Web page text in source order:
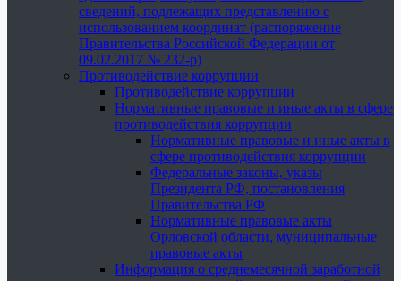
сведений, подлежащих представлению с
использованием координат (распоряжение
Правительства Российской Федерации от
09.02.2017 № 232-р)
Противодействие коррупции
Противодействие коррупции
Нормативные правовые и иные акты в сфере
противодействия коррупции
Нормативные правовые и иные акты в
сфере противодействия коррупции
Федеральные законы, указы
Президента РФ, постановления
Правительства РФ
Нормативные правовые акты
Орловской области, муниципальные
правовые акты
Информация о среднемесячной заработной